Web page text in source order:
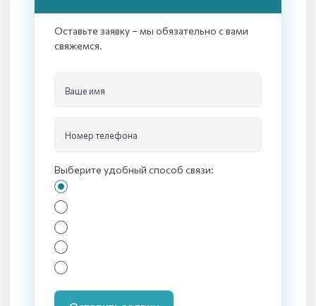
Оставьте заявку – мы обязательно с вами
свяжемся.
Ваше имя
Номер телефона
Выберите удобный способ связи: